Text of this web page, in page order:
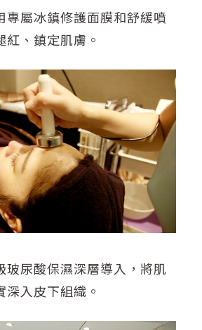
專屬冰鎮修護面膜和舒緩噴
、鎮定肌膚。
玻尿酸保濕深層導入，將肌
入皮下組織。